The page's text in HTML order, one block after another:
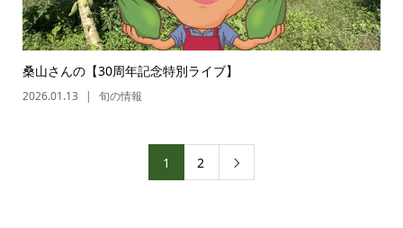
桑山さんの【30周年記念特別ライブ】
2026.01.13 旬の情報
1 2 